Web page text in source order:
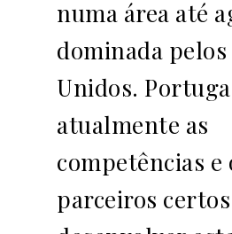
numa área até
dominada pelos
Unidos.
atualmente as
competências e
parceiros